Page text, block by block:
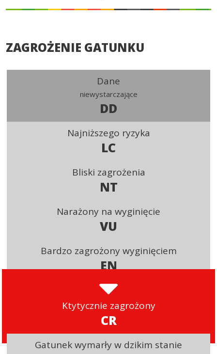
ZAGROŻENIE GATUNKU
Dane
niewystarczające
DD
Najniższego ryzyka
LC
Bliski zagrożenia
NT
Narażony na wyginięcie
VU
Bardzo zagrożony wyginięciem
EN
Ktytycznie zagrożony
CR
Gatunek wymarły w dzikim stanie